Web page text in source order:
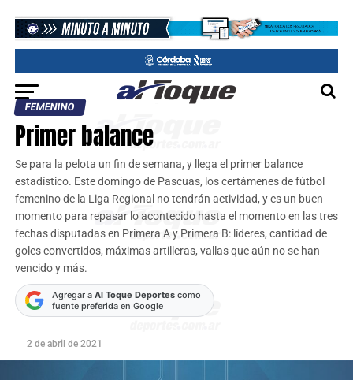
FEMENINO
Primer balance
Se para la pelota un fin de semana, y llega el primer balance
estadístico. Este domingo de Pascuas, los certámenes de fútbol
femenino de la Liga Regional no tendrán actividad, y es un buen
momento para repasar lo acontecido hasta el momento en las tres
fechas disputadas en Primera A y Primera B: líderes, cantidad de
goles convertidos, máximas artilleras, vallas que aún no se han
vencido y más.
Agregar a Al Toque Deportescomo
fuente preferida en Google
2 de abril de 2021